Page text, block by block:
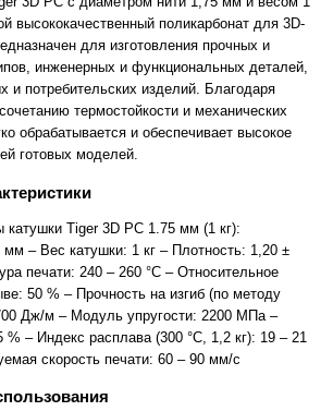
высококачественный поликарбонат для 3D-
для изготовления прочных и
инженерных и функциональных деталей,
и потребительских изделий. Благодаря
термостойкости и механических
обрабатывается и обеспечивает высокое
готовых моделей.
Tiger 3D PC 1.75 мм (1 кг):
мм – Вес катушки: 1 кг – Плотность: 1,20 ±
печати: 240 – 260 °C – Относительное
50 % – Прочность на изгиб (по методу
Дж/м – Модуль упругости: 2200 МПа –
% – Индекс расплава (300 °C, 1,2 кг): 19 – 21
скорость печати: 60 – 90 мм/с